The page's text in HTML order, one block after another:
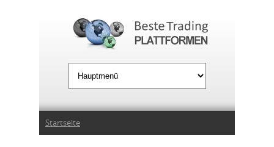
Sie sind hier
Startseite